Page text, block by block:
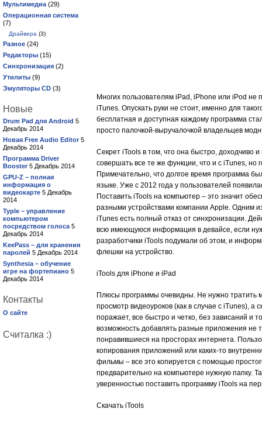
Мультимедиа (29)
Операционная система
(7)
Драйвера (3)
Разное (24)
Редакторы (15)
Синхронизация (2)
Утилиты (9)
Эмуляторы CD (3)
Новые
Drum Pad для Android 5
Декабрь 2014
Новая Free Audio Editor 5
Декабрь 2014
Программа Driver
Booster 5 Декабрь 2014
GPU-Z – полная
информация о
видеокарте 5 Декабрь
2014
Typle – управление
компьютером
посредством голоса 5
Декабрь 2014
KeePass – для хранения
паролей 5 Декабрь 2014
Synthesia – обучение
игре на фортепиано 5
Декабрь 2014
Контакты
О сайте
Считалка :)
Многих пользователям iPad, iPhone или iPod не
iTunes. Опускать руки не стоит, именно для
бесплатная и доступная каждому программа
просто палочкой-выручалочкой владельцев
Секрет iTools в том, что она быстро, доходчиво
совершать все те же функции, что и с iTunes, но
Примечательно, что долгое время программа
языке. Уже с 2012 года у пользователей
Поставить iTools на компьютер – это значит
разными устройствами компании Apple. Одним
iTunes есть полный отказ от синхронизации.
всю имеющуюся информация в девайсе, если
разработчики iTools подумали об этом, и
флешки на устройство.
iTools для iPhone и iPad
Плюсы программы очевидны. Не нужно тратить
просмотр видеоуроков (как в случае с iTunes),
поражает, все быстро и четко, без зависаний и
возможность добавлять разные приложения не
понравившиеся на просторах интернета.
копирования приложений или каких-то
фильмы – все это копируется с помощью
предварительно на компьютере нужную папку.
уверенностью поставить программу iTools на
Скачать iTools